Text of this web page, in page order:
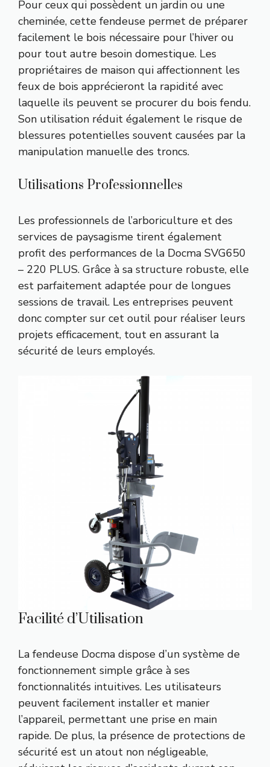
Pour ceux qui possèdent un jardin ou une
cheminée, cette fendeuse permet de préparer
facilement le bois nécessaire pour l’hiver ou
pour tout autre besoin domestique. Les
propriétaires de maison qui affectionnent les
feux de bois apprécieront la rapidité avec
laquelle ils peuvent se procurer du bois fendu.
Son utilisation réduit également le risque de
blessures potentielles souvent causées par la
manipulation manuelle des troncs.
Utilisations Professionnelles
Les professionnels de l’arboriculture et des
services de paysagisme tirent également
profit des performances de la Docma SVG650
– 220 PLUS. Grâce à sa structure robuste, elle
est parfaitement adaptée pour de longues
sessions de travail. Les entreprises peuvent
donc compter sur cet outil pour réaliser leurs
projets efficacement, tout en assurant la
sécurité de leurs employés.
Facilité d’Utilisation
La fendeuse Docma dispose d’un système de
fonctionnement simple grâce à ses
fonctionnalités intuitives. Les utilisateurs
peuvent facilement installer et manier
l’appareil, permettant une prise en main
rapide. De plus, la présence de protections de
sécurité est un atout non négligeable,